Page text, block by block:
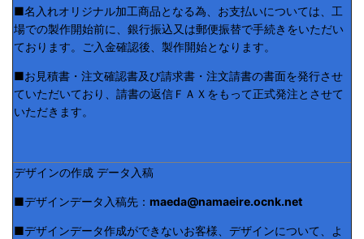
■名入れオリジナル加工商品となる為、お支払いについては、工
場での製作開始前に、銀行振込又は郵便振替で手続きをいただい
ております。ご入金確認後、製作開始となります。
■お見積書・注文確認書及び請求書・注文請書の書面を発行させ
ていただいており、請書の返信ＦＡＸをもって正式発注とさせて
いただきます。
デザインの作成 データ入稿
■デザインデータ入稿先： maeda@namaeire.ocnk.net
■デザインデータ作成ができないお客様、デザインについて、よ